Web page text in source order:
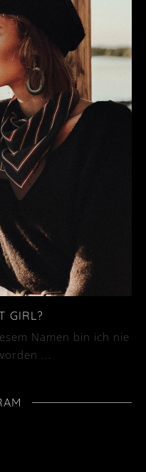
GIRL?
Namen bin ich nie
...